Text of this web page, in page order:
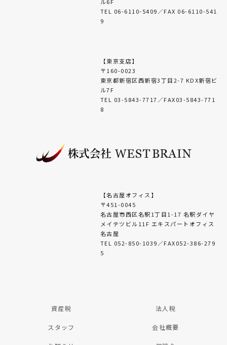
ル6F
TEL 06-6110-5409／FAX 06-6110-541
9
【東京支店】
〒160-0023
東京都新宿区西新宿3丁目2-7 KDX新宿ビ
ル7F
TEL 03-5843-7717／FAX03-5843-771
8
【名古屋オフィス】
〒451-0045
名古屋市西区名駅1丁目1-17 名駅ダイヤ
メイテツビル11F エキスパートオフィス
名古屋
TEL 052-850-1039／FAX052-386-279
5
資産税 法人税
スタッフ 会社概要